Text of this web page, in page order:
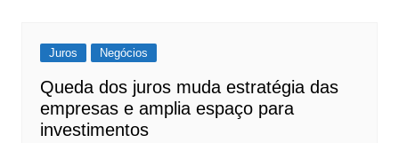
Juros Negócios
Queda dos juros muda estratégia das
empresas e amplia espaço para
investimentos